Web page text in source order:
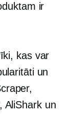
ir
kas var
un
AliShark un